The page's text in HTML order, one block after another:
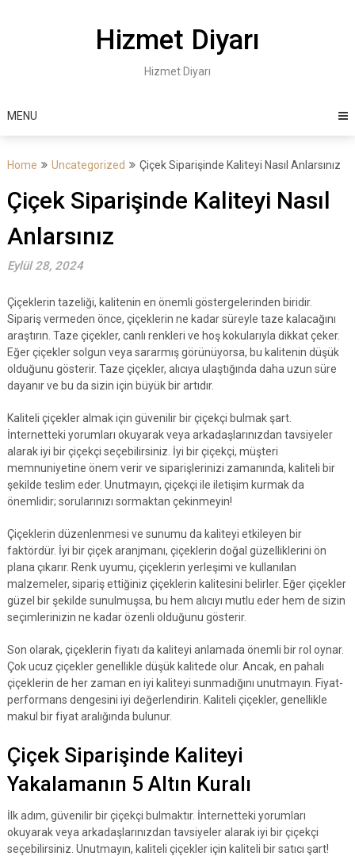
Hizmet Diyarı
Hizmet Diyarı
MENU
Home Uncategorized Çiçek Siparişinde Kaliteyi Nasıl Anlarsınız
Çiçek Siparişinde Kaliteyi Nasıl
Anlarsınız
Eylül 28, 2024
Çiçeklerin tazeliği, kalitenin en önemli göstergelerinden biridir.
Sipariş vermeden önce, çiçeklerin ne kadar süreyle taze kalacağını
araştırın. Taze çiçekler, canlı renkleri ve hoş kokularıyla dikkat çeker.
Eğer çiçekler solgun veya sararmış görünüyorsa, bu kalitenin düşük
olduğunu gösterir. Taze çiçekler, alıcıya ulaştığında daha uzun süre
dayanır ve bu da sizin için büyük bir artıdır.
Kaliteli çiçekler almak için güvenilir bir çiçekçi bulmak şart.
İnternetteki yorumları okuyarak veya arkadaşlarınızdan tavsiyeler
alarak iyi bir çiçekçi seçebilirsiniz. İyi bir çiçekçi, müşteri
memnuniyetine önem verir ve siparişlerinizi zamanında, kaliteli bir
şekilde teslim eder. Unutmayın, çiçekçi ile iletişim kurmak da
önemlidir; sorularınızı sormaktan çekinmeyin!
Çiçeklerin düzenlenmesi ve sunumu da kaliteyi etkileyen bir
faktördür. İyi bir çiçek aranjmanı, çiçeklerin doğal güzelliklerini ön
plana çıkarır. Renk uyumu, çiçeklerin yerleşimi ve kullanılan
malzemeler, sipariş ettiğiniz çiçeklerin kalitesini belirler. Eğer çiçekler
güzel bir şekilde sunulmuşsa, bu hem alıcıyı mutlu eder hem de sizin
seçimlerinizin ne kadar özenli olduğunu gösterir.
Son olarak, çiçeklerin fiyatı da kaliteyi anlamada önemli bir rol oynar.
Çok ucuz çiçekler genellikle düşük kalitede olur. Ancak, en pahalı
çiçeklerin de her zaman en iyi kaliteyi sunmadığını unutmayın. Fiyat-
performans dengesini iyi değerlendirin. Kaliteli çiçekler, genellikle
makul bir fiyat aralığında bulunur.
Çiçek Siparişinde Kaliteyi
Yakalamanın 5 Altın Kuralı
İlk adım, güvenilir bir çiçekçi bulmaktır. İnternetteki yorumları
okuyarak veya arkadaşlarınızdan tavsiyeler alarak iyi bir çiçekçi
seçebilirsiniz. Unutmayın, kaliteli çiçekler için kaliteli bir satıcı şart!